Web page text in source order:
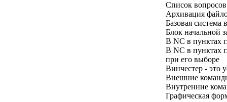
Список вопросов
Архивация
Базовая система
Блок начальной
В NC в пунктах
В NC в пунктах
при его выборе
Винчестер - это
Внешние
Внутренние
Графическая